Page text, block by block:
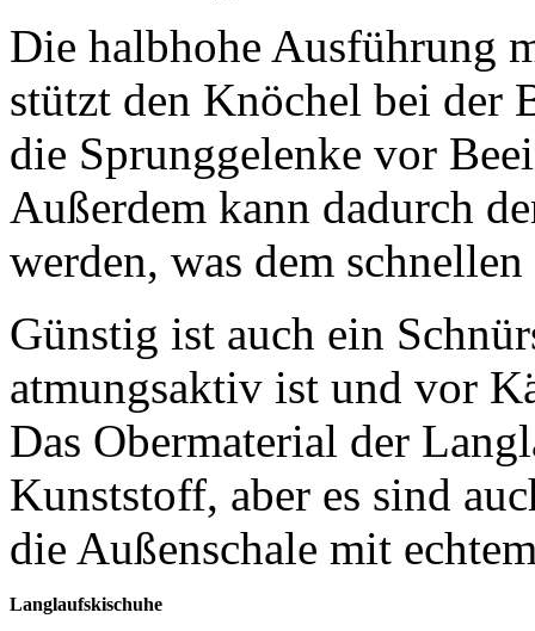
Die halbhohe Ausführung
stützt den Knöchel bei der
die Sprunggelenke vor
Außerdem kann dadurch
werden, was dem
Günstig ist auch ein
atmungsaktiv ist und vor
Das Obermaterial der
Kunststoff, aber es sind
die Außenschale mit
Langlaufskischuhe